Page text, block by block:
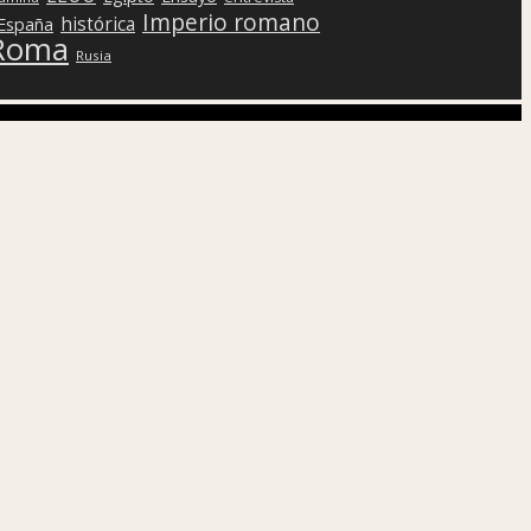
histórica Imperio romano
Rusia